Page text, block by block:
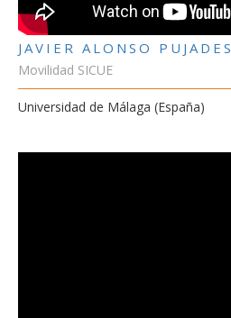
JAVIER ALONSO PUJADES
Movilidad SICUE
Universidad de Málaga (España)